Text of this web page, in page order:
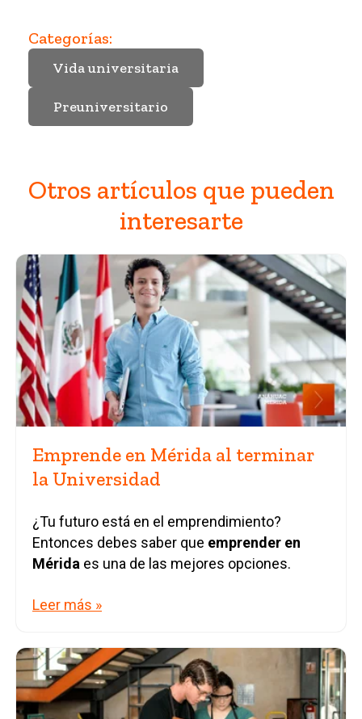
Categorías:
Vida universitaria
Preuniversitario
Otros artículos que pueden
interesarte
Emprende en Mérida al terminar
la Universidad
¿Tu futuro está en el emprendimiento?
Entonces debes saber que emprender en
Mérida es una de las mejores opciones.
Leer más »